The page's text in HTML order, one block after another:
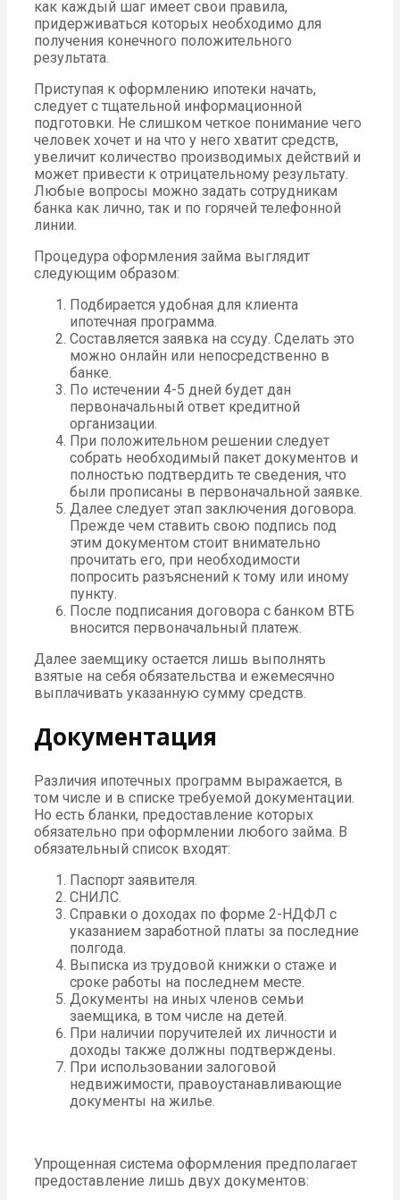
как каждый шаг имеет свои правила,
придерживаться которых необходимо для
получения конечного положительного
результата.
Приступая к оформлению ипотеки начать,
следует с тщательной информационной
подготовки. Не слишком четкое понимание чего
человек хочет и на что у него хватит средств,
увеличит количество производимых действий и
может привести к отрицательному результату.
Любые вопросы можно задать сотрудникам
банка как лично, так и по горячей телефонной
линии.
Процедура оформления займа выглядит
следующим образом:
Подбирается удобная для клиента
ипотечная программа.
Составляется заявка на ссуду. Сделать это
можно онлайн или непосредственно в
банке.
По истечении 4-5 дней будет дан
первоначальный ответ кредитной
организации.
При положительном решении следует
собрать необходимый пакет документов и
полностью подтвердить те сведения, что
были прописаны в первоначальной заявке.
Далее следует этап заключения договора.
Прежде чем ставить свою подпись под
этим документом стоит внимательно
прочитать его, при необходимости
попросить разъяснений к тому или иному
пункту.
После подписания договора с банком ВТБ
вносится первоначальный платеж.
Далее заемщику остается лишь выполнять
взятые на себя обязательства и ежемесячно
выплачивать указанную сумму средств.
Документация
Различия ипотечных программ выражается, в
том числе и в списке требуемой документации.
Но есть бланки, предоставление которых
обязательно при оформлении любого займа. В
обязательный список входят:
Паспорт заявителя.
СНИЛС.
Справки о доходах по форме 2-НДФЛ с
указанием заработной платы за последние
полгода.
Выписка из трудовой книжки о стаже и
сроке работы на последнем месте.
Документы на иных членов семьи
заемщика, в том числе на детей.
При наличии поручителей их личности и
доходы также должны подтверждены.
При использовании залоговой
недвижимости, правоустанавливающие
документы на жилье.
Упрощенная система оформления предполагает
предоставление лишь двух документов: